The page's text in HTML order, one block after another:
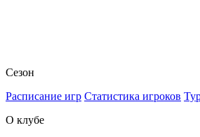
Сезон
Расписание игр Статистика игроков
О клубе